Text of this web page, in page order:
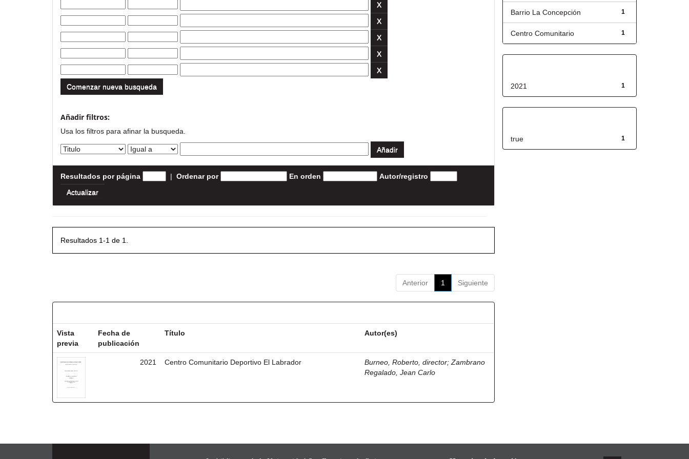
Comenzar nueva busqueda
Añadir filtros:
Usa los filtros para afinar la busqueda.
Resultados por página | Ordenar por En orden Autor/registro
Resultados 1-1 de 1.
Anterior 1 Siguiente
Vista
previa
Fecha de
publicación
Título Autor(es)
2021 Centro Comunitario Deportivo El Labrador Burneo, Roberto, director;Zambrano
Regalado, Jean Carlo
1
Barrio La Concepción
1
Centro Comunitario
1
2021
1
true